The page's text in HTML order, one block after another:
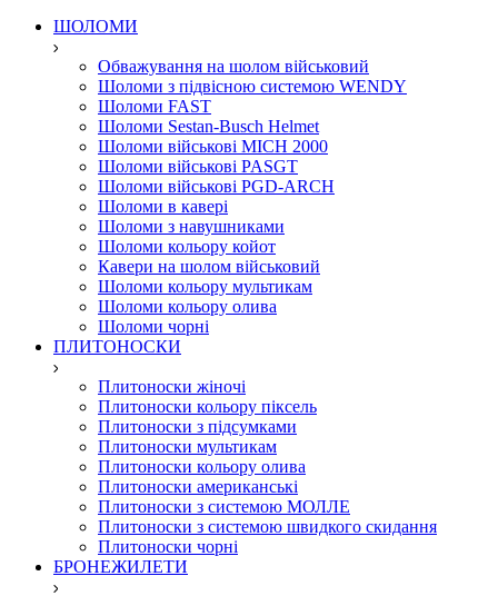
ШОЛОМИ
Обважування на шолом військовий
Шоломи з підвісною системою WENDY
Шоломи FAST
Шоломи Sestan-Busch Helmet
Шоломи військові MICH 2000
Шоломи військові PASGT
Шоломи військові PGD-ARCH
Шоломи в кавері
Шоломи з навушниками
Шоломи кольору койот
Кавери на шолом військовий
Шоломи кольору мультикам
Шоломи кольору олива
Шоломи чорні
ПЛИТОНОСКИ
Плитоноски жіночі
Плитоноски кольору піксель
Плитоноски з підсумками
Плитоноски мультикам
Плитоноски кольору олива
Плитоноски американські
Плитоноски з системою МОЛЛЕ
Плитоноски з системою швидкого скидання
Плитоноски чорні
БРОНЕЖИЛЕТИ